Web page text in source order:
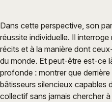
Dans cette perspective, son
réussite individuelle. Il
récits et à la manière dont
du monde. Et peut-être est-ce
profonde : montrer que
bâtisseurs silencieux capables
collectif sans jamais chercher